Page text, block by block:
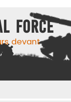
Force
devant